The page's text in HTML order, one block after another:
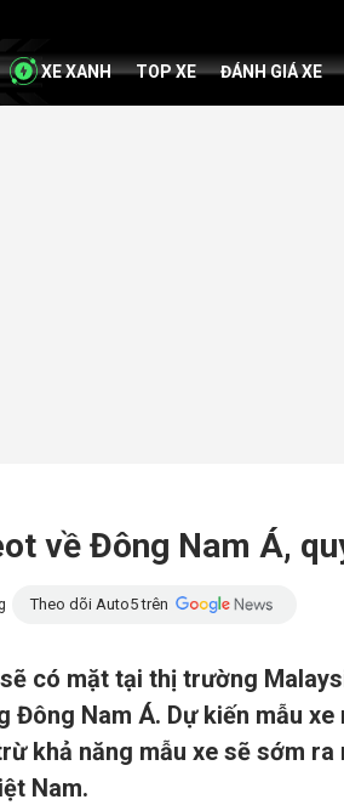
XE XANH TOP XE ĐÁNH GIÁ XE
về Đông Nam Á,
Theo dõi Auto5 trên
có mặt tại thị trường
Đông Nam Á. Dự kiến mẫu xe
khả năng mẫu xe sẽ sớm
Nam.